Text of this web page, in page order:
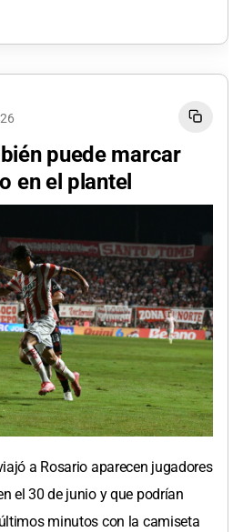
puede marcar
en el plantel
a Rosario aparecen jugadores
el 30 de junio y que podrían
minutos con la camiseta